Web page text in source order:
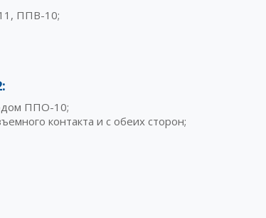
ППВ-10;
ППО-10;
контакта и с обеих сторон;